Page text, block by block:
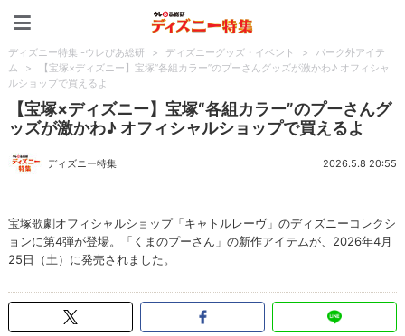
ディズニー特集 -ウレぴあ総研 > ディズニーグッズ・イベント >
パーク外アイテ
ム
>
【宝塚×ディズニー】宝塚“各組カラー”のプーさんグッズが激かわ♪ オフィシャ
ルショップで買えるよ
【宝塚×ディズニー】宝塚“各組カラー”のプーさんグ
ッズが激かわ♪ オフィシャルショップで買えるよ
ディズニー特集 2026.5.8 20:55
宝塚歌劇オフィシャルショップ「キャトルレーヴ」のディズニーコレクシ
ョンに第4弾が登場。「くまのプーさん」の新作アイテムが、2026年4月
25日（土）に発売されました。